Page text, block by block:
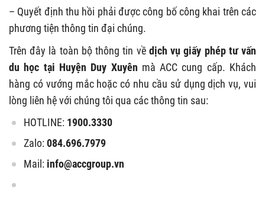
– Quyết định thu hồi phải được công bố công khai trên các
phương tiện thông tin đại chúng.
Trên đây là toàn bộ thông tin về dịch vụ giấy phép tư vấn
du học tại Huyện Duy Xuyên mà ACC cung cấp. Khách
hàng có vướng mắc hoặc có nhu cầu sử dụng dịch vụ, vui
lòng liên hệ với chúng tôi qua các thông tin sau:
HOTLINE: 1900.3330
Zalo:084.696.7979
Mail: info@accgroup.vn